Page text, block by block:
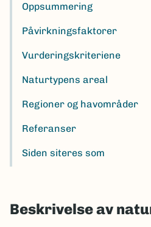
Oppsummering
Påvirkningsfaktorer
Vurderingskriteriene
Naturtypens areal
Regioner og havområder
Referanser
Siden siteres som
Beskrivelse av